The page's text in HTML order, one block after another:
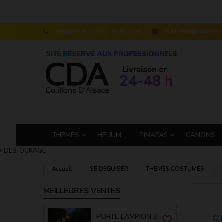
Téléphone: + 33 (0) 3 89 30 12 90 Email:
THEMES HELIUM PINATAS CANONS
DESTOCKAGE
Accueil SE DEGUISER THEMES COSTUMES
MEILLEURES VENTES
PORTE LAMPION BAMBOU 50 CM
favorite_border